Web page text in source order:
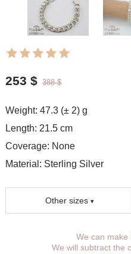
253 $ 388 $
Weight: 47.3 (± 2) g
Length: 21.5 cm
Coverage: None
Material: Sterling Silver
Other sizes
We can make
We will subtract the